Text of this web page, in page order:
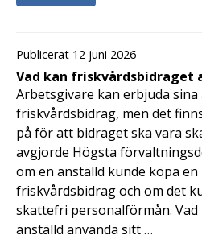
Publicerat 12 juni 2026
Vad kan friskvårdsbidraget
Arbetsgivare kan erbjuda
friskvårdsbidrag, men det
på för att bidraget ska vara
avgjorde Högsta
om en anställd kunde köpa
friskvårdsbidrag och om det
skattefri personalförmån.
anställd använda sitt …